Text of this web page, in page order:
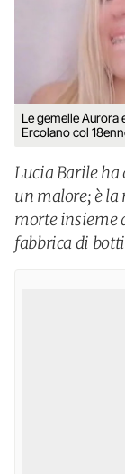
Le gemelle Aurora
Ercolano col
Lucia Barile ha
un malore; è la
morte insieme
fabbrica di